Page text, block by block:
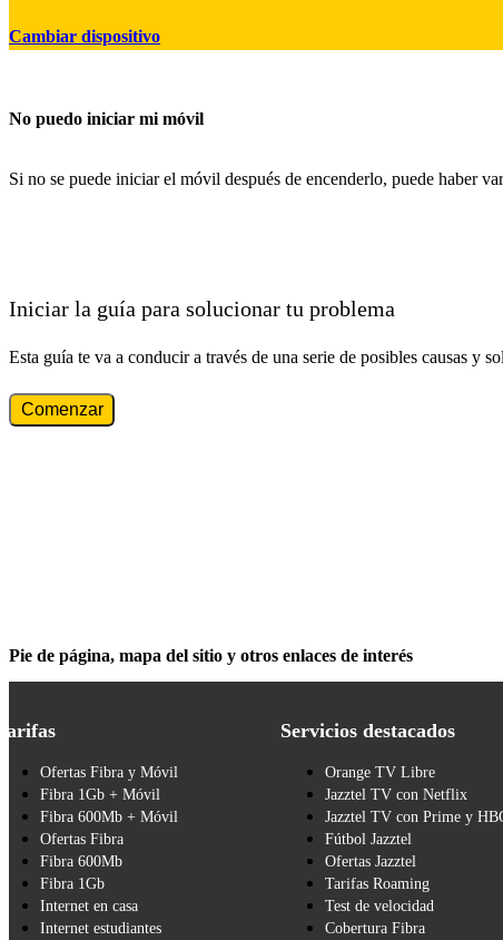
Cambiar dispositivo
No puedo iniciar mi móvil
Si no se puede iniciar el móvil después de encenderlo, puede haber
Iniciar la guía para solucionar tu problema
Esta guía te va a conducir a través de una serie de posibles causas y
Comenzar
Pie de página, mapa del sitio y otros enlaces de interés
Ofertas Fibra y Móvil
Fibra 1Gb + Móvil
Fibra 600Mb + Móvil
Ofertas Fibra
Fibra 600Mb
Fibra 1Gb
Internet en casa
Internet estudiantes
Servicios destacados
Orange TV Libre
Jazztel TV con Netflix
Jazztel TV con Prime y
Fútbol Jazztel
Ofertas Jazztel
Tarifas Roaming
Test de velocidad
Cobertura Fibra